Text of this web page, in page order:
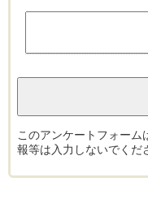
このアンケートフォー
報等は入力しないでくだ